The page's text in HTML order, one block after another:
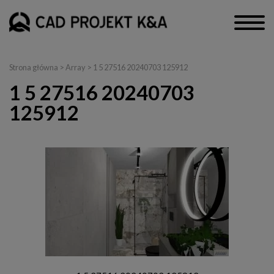
Strona główna > Array > 1 5 27516 20240703 125912
1 5 27516 20240703
125912